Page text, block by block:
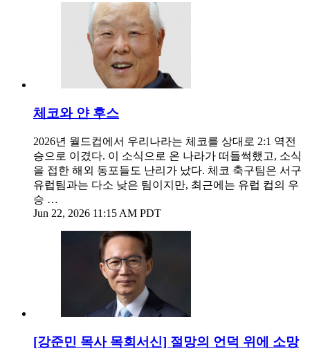
체코와 얀 후스
2026년 월드컵에서 우리나라는 체코를 상대로 2:1 역전
승으로 이겼다. 이 소식으로 온 나라가 떠들썩했고, 소식
을 접한 해외 동포들도 난리가 났다. 체코 축구팀은 서구
유럽팀과는 다소 낮은 팀이지만, 최근에는 유럽 컵의 우
승 …
Jun 22, 2026 11:15 AM PDT
[강준민 목사 목회서신] 절망의 언덕 위에 소망